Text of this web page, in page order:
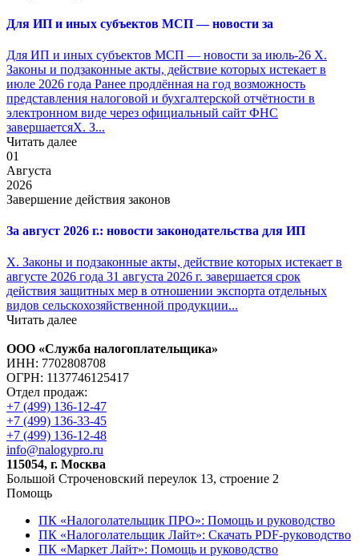
Для ИП и иных субъектов МСП — новости за
Для ИП и иных субъектов МСП — новости за июль-26 X.
Законы и подзаконные акты, действие которых истекает в
июле 2026 года Ранее продлённая на год возможность
представления налоговой и бухгалтерской отчётности в
электронном виде через официальный сайт ФНС
завершаетсяX. З...
Читать далее
01
Августа
2026
Завершение действия законов
За август 2026 г.: новости законодательства для ИП
X. Законы и подзаконные акты, действие которых истекает в
августе 2026 года 31 августа 2026 г. завершается срок
действия защитных мер в отношении экспорта отдельных
видов сельскохозяйственной продукции...
Читать далее
ООО «Служба налогоплательщика»
ИНН: 7702808708
ОГРН: 1137746125417
Отдел продаж:
+7 (499) 136-12-47
+7 (499) 136-33-45
+7 (499) 136-12-48
info@nalogypro.ru
115054, г. Москва
Большой Строченовский переулок 13, строение 2
Помощь
ПК «Налоголательщик ПРО»: Помощь и руководство
ПК «Налоголательщик Лайт»: Скачать PDF-руководство
ПК «Маркет Лайт»: Помощь и руководство